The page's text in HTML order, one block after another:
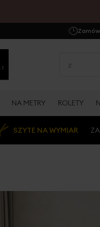
NA METRY ROLETY
SZYTE NA WYMIAR